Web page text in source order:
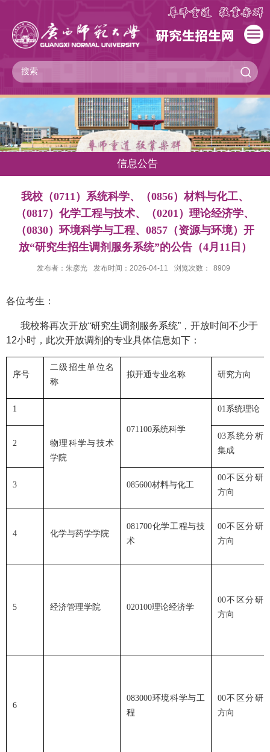
信息公告
我校（0711）系统科学、（0856）材料与化工、
（0817）化学工程与技术、（0201）理论经济学、
（0830）环境科学与工程、0857（资源与环境）开
放“研究生招生调剂服务系统”的公告（4月11日）
发布者：朱彦光 发布时间：2026-04-11 浏览次数： 8909
各位考生：
我校将再次开放“研究生调剂服务系统”，开放时间不少于
12小时，此次开放调剂的专业具体信息如下：
序号
二级招生单位名
称
拟开通专业名称 研究方向
1
物理科学与技术
学院
071100系统科学
01系统理论
2
03系统分析
集成
3 085600材料与化工
00不区分研
方向
4 化学与药学学院
081700化学工程与技
术
00不区分研
方向
5 经济管理学院 020100理论经济学
00不区分研
方向
6
083000环境科学与工
程
00不区分研
方向